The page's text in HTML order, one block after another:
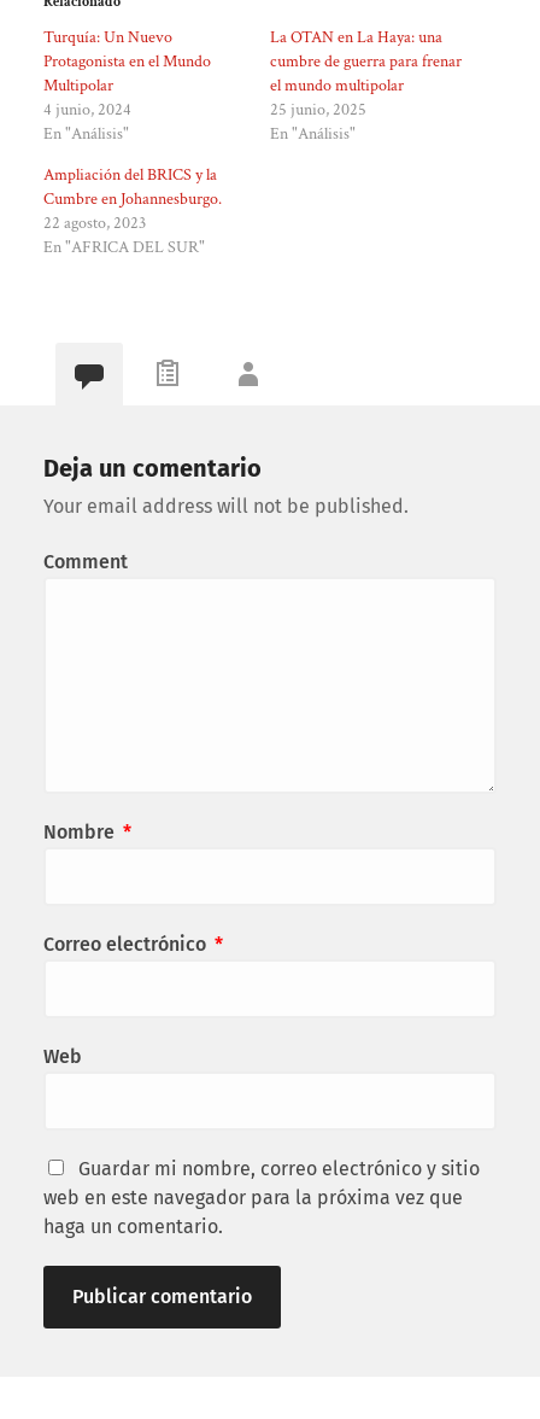
Turquía: Un Nuevo
Protagonista en el Mundo
Multipolar
4 junio, 2024
En "Análisis"
La OTAN en La Haya: una
cumbre de guerra para frenar
el mundo multipolar
25 junio, 2025
En "Análisis"
Ampliación del BRICS y la
Cumbre en Johannesburgo.
22 agosto, 2023
En "AFRICA DEL SUR"
Deja un comentario
Your email address will not be published.
Comment
Nombre *
Correo electrónico *
Web
Guardar mi nombre, correo electrónico y sitio
web en este navegador para la próxima vez que
haga un comentario.